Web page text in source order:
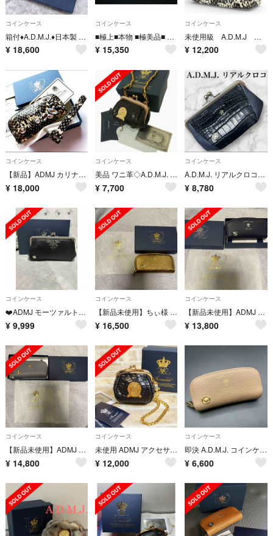
コインケース
箱付♦A.D.M.J.♦日本製 パイソン がま口 ミニウォレット ロゴプリント
¥ 18,600
コインケース
■極上■本物 ■極美品■ ADMJ エーディーエムジェイ パイソン がま口 コインケース コインパース 小銭入れ シルバー系 BS1889
¥ 15,350
コインケース
未使用級 A.D.M.J モーツァルト コインケース がま口 スネークレザー 蜂
¥ 12,200
コインケース
【新品】ADMJ カリナータ スワロフスキー付きコインケース パイソン ヘビ革
¥ 18,000
コインケース
美品 ワニ革◇A.D.M.J. クロコダイルレザー がま口 コインケース 小銭入れ 財布 チェーンストラップ/チャーム ブラック レディース 箱付
¥ 7,700
コインケース
A.D.M.J. リアルクロコダイルレザー ワニ革 がま口 ウォレット 財布
¥ 8,780
コインケース
❤️ADMJ モーツァルト ストラップ付きがま口パース❤️
¥ 9,999
コインケース
【新品未使用】ちぃ様 ADMJ 牛革コインケース ゴールド
¥ 16,500
コインケース
【新品未使用】ADMJ 牛革コインケース ネイビー
¥ 13,800
コインケース
【新品未使用】ADMJ 牛革コインケース グレー
¥ 14,800
コインケース
未使用 ADMJ アクセサリー ☆ クロコダイルレザー がま口 コインパース
¥ 12,000
コインケース
即決 A.D.M.J. コインケース 小銭入れ
¥ 6,600